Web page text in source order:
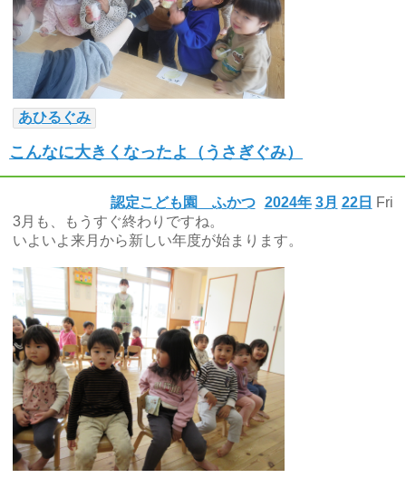
あひるぐみ
こんなに大きくなったよ（うさぎぐみ）
2024年 3月 22日 Fri
認定こども園 ふかつ
3月も、もうすぐ終わりですね。
いよいよ来月から新しい年度が始まります。